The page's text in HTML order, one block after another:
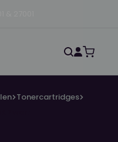
Tonercartridges